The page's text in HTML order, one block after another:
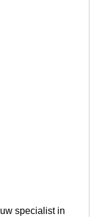
specialist in